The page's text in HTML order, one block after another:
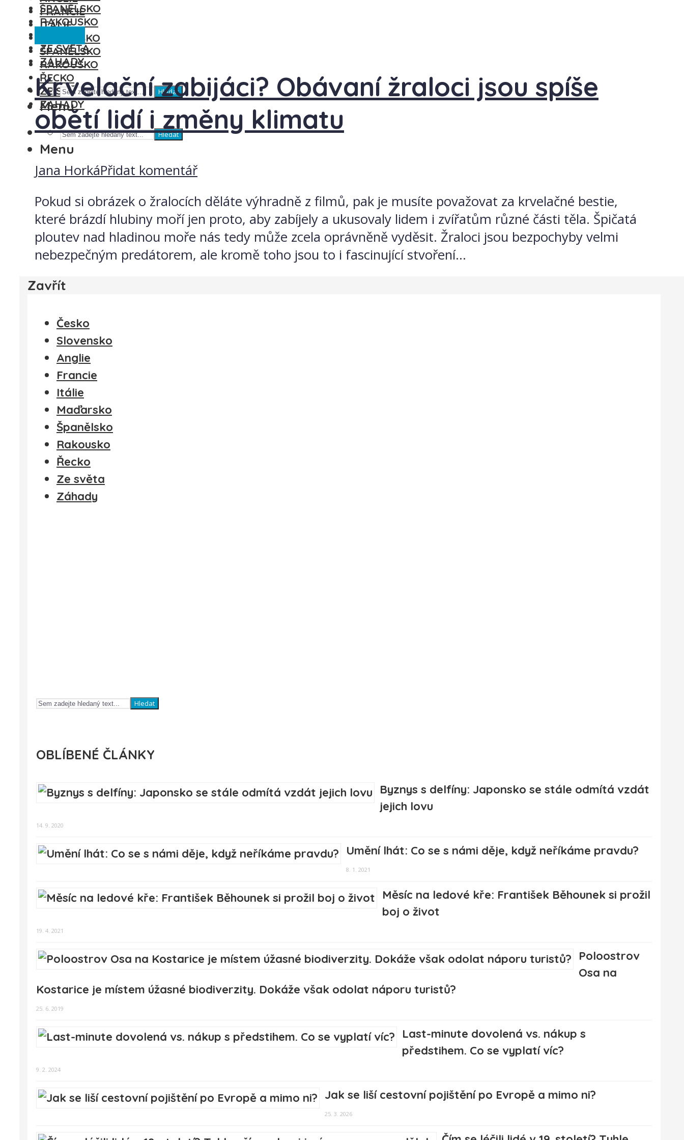
FRANCIE
ITÁLIE
MAĎARSKO
ŠPANĚLSKO
RAKOUSKO
ŘECKO
ZE SVĚTA
ZÁHADY
Hledat
Menu
ŠPANĚLSKO
RAKOUSKO
ZE SVĚTA
ZÁHADY
Hledat
Menu
Krvelační zabijáci? Obávaní žraloci jsou spíše
obětí lidí i změny klimatu
Jana HorkáPřidat komentář
Pokud si obrázek o žralocích děláte výhradně z filmů, pak je musíte považovat za krvelačné bestie,
které brázdí hlubiny moří jen proto, aby zabíjely a ukusovaly lidem i zvířatům různé části těla. Špičatá
ploutev nad hladinou moře nás tedy může zcela oprávněně vyděsit. Žraloci jsou bezpochyby velmi
nebezpečným predátorem, ale kromě toho jsou to i fascinující stvoření...
Zavřít
Česko
Slovensko
Anglie
Francie
Itálie
Maďarsko
Španělsko
Rakousko
Řecko
Ze světa
Záhady
Hledat
OBLÍBENÉ ČLÁNKY
Byznys s delfíny: Japonsko se stále odmítá vzdát
jejich lovu
14. 9. 2020
Umění lhát: Co se s námi děje, když neříkáme pravdu?
8. 1. 2021
Měsíc na ledové kře: František Běhounek si prožil
boj o život
19. 4. 2021
Poloostrov
Osa na
Kostarice je místem úžasné biodiverzity. Dokáže však odolat náporu turistů?
25. 6. 2019
Last-minute dovolená vs. nákup s
předstihem. Co se vyplatí víc?
9. 2. 2024
Jak se liší cestovní pojištění po Evropě a mimo ni?
25. 3. 2026